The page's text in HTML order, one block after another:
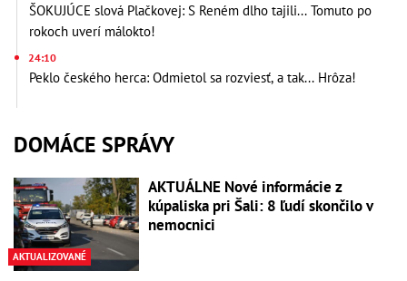
ŠOKUJÚCE slová Plačkovej: S Reném dlho tajili... Tomuto po
rokoch uverí málokto!
24:10
Peklo českého herca: Odmietol sa rozviesť, a tak... Hrôza!
DOMÁCE SPRÁVY
AKTUALIZOVANÉ
AKTUÁLNE Nové informácie z
kúpaliska pri Šali: 8 ľudí skončilo v
nemocnici